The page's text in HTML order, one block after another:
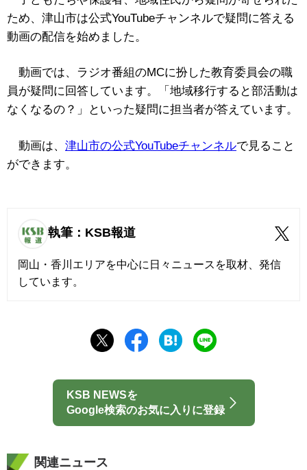
ため、津山市は公式YouTubeチャンネルで疑問に答える
動画の配信を始めました。
動画では、ラジオ番組のMCに扮した教育委員会の職
員が疑問に回答しています。「地域移行すると部活動は
なくなるの？」といった疑問に担当者が答えています。
動画は、 津山市の公式YouTubeチャンネルで見ること
ができます。
執筆：KSB報道
岡山・香川エリアを中心に日々ニュースを取材、発信
しています。
KSB NEWSを
Google検索のお気に入りに登録
関連ニュース